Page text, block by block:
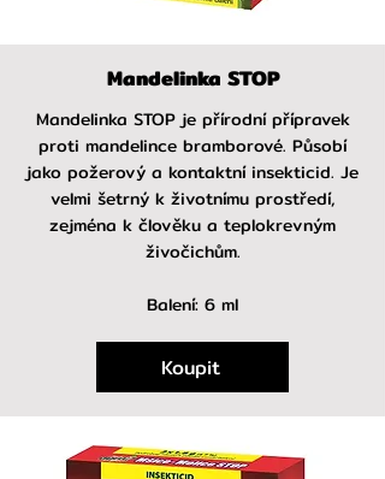
Mandelinka STOP
Mandelinka STOP je přírodní přípravek
proti mandelince bramborové. Působí
jako požerový a kontaktní insekticid. Je
velmi šetrný k životnímu prostředí,
zejména k člověku a teplokrevným
živočichům.
Balení: 6 ml
Koupit